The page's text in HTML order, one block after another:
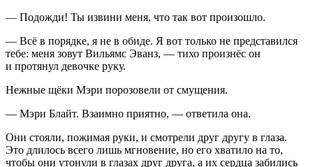
— Подожди! Ты извини меня, что так вот произошло.
— Всё в порядке, я не в обиде. Я вот только не представился
тебе: меня зовут Вильямс Эванз, — тихо произнёс он
и протянул девочке руку.
Нежные щёки Мэри порозовели от смущения.
— Мэри Блайт. Взаимно приятно, — ответила она.
Они стояли, пожимая руки, и смотрели друг другу в глаза.
Это длилось всего лишь мгновение, но его хватило на то,
чтобы они утонули в глазах друг друга, а их сердца забились